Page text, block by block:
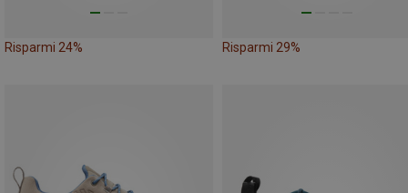
Risparmi 24% Risparmi 29%